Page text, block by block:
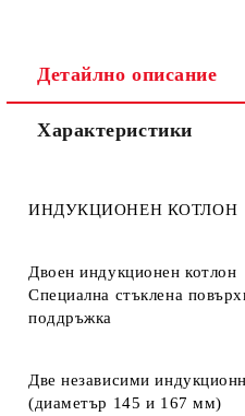
Детайлно описание
Характеристики
ИНДУКЦИОНЕН КОТЛОН
Двоен индукционен котлон
Специална стъклена
поддръжка
Две независими
(диаметър 145 и 167 мм)